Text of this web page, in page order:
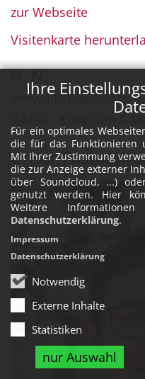
Ihre
Für ein optimales
die für das Funktionieren
Mit Ihrer Zustimmung
die zur Anzeige externer
über Soundcloud, ...)
genutzt werden. Hier
Weitere
Datenschutzerklärung.
Notwendig
Externe Inhalte
Statistiken
nur Auswahl
Impressum
Datenschutzerklärung
zur Webseite
Visitenkarte
N.N.
Verwaltungsleiter
Unser